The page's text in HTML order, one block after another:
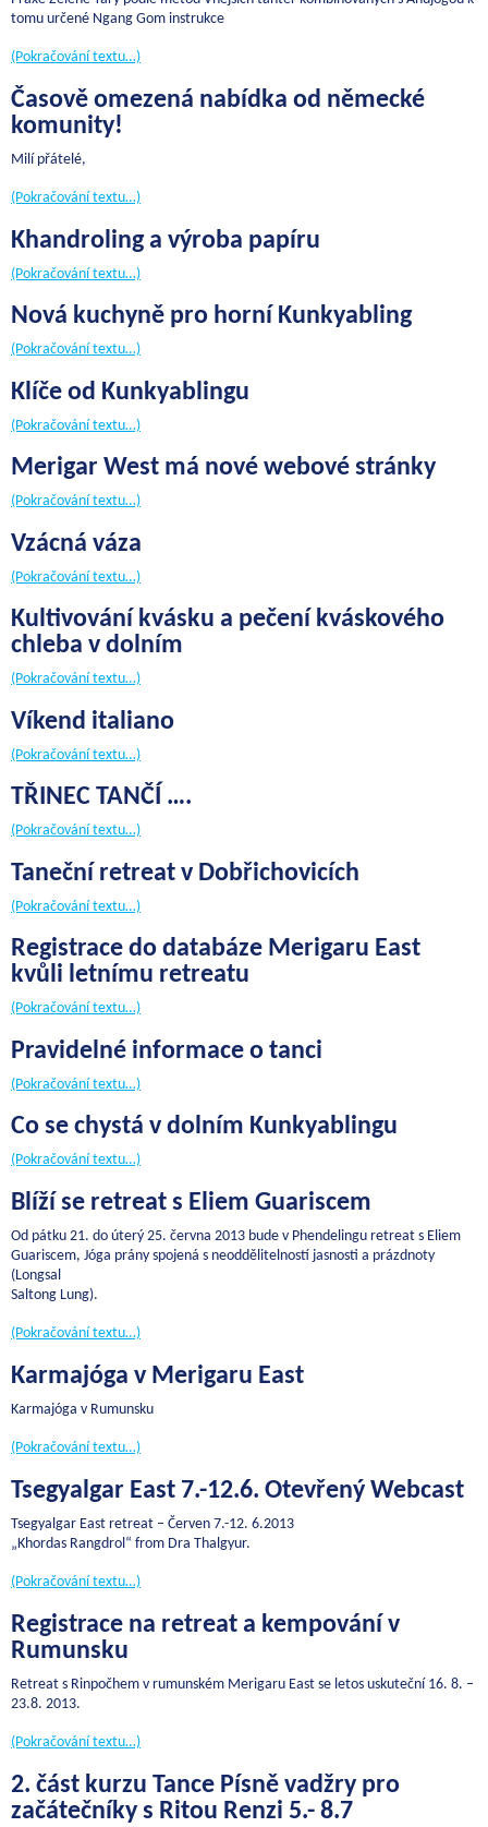
tomu určené Ngang Gom instrukce
(Pokračování textu…)
Časově omezená nabídka od německé
komunity!
Milí přátelé,
(Pokračování textu…)
Khandroling a výroba papíru
(Pokračování textu…)
Nová kuchyně pro horní Kunkyabling
(Pokračování textu…)
Klíče od Kunkyablingu
(Pokračování textu…)
Merigar West má nové webové stránky
(Pokračování textu…)
Vzácná váza
(Pokračování textu…)
Kultivování kvásku a pečení kváskového
chleba v dolním
(Pokračování textu…)
Víkend italiano
(Pokračování textu…)
TŘINEC TANČÍ ….
(Pokračování textu…)
Taneční retreat v Dobřichovicích
(Pokračování textu…)
Registrace do databáze Merigaru East
kvůli letnímu retreatu
(Pokračování textu…)
Pravidelné informace o tanci
(Pokračování textu…)
Co se chystá v dolním Kunkyablingu
(Pokračování textu…)
Blíží se retreat s Eliem Guariscem
Od pátku 21. do úterý 25. června 2013 bude v Phendelingu retreat s Eliem
Guariscem, Jóga prány spojená s neoddělitelností jasnosti a prázdnoty
(Longsal
Saltong Lung).
(Pokračování textu…)
Karmajóga v Merigaru East
Karmajóga v Rumunsku
(Pokračování textu…)
Tsegyalgar East 7.-12.6. Otevřený Webcast
Tsegyalgar East retreat – Červen 7.-12. 6.2013
„Khordas Rangdrol“ from Dra Thalgyur.
(Pokračování textu…)
Registrace na retreat a kempování v
Rumunsku
Retreat s Rinpočhem v rumunském Merigaru East se letos uskuteční 16. 8. –
23.8. 2013.
(Pokračování textu…)
2. část kurzu Tance Písně vadžry pro
začátečníky s Ritou Renzi 5.- 8.7